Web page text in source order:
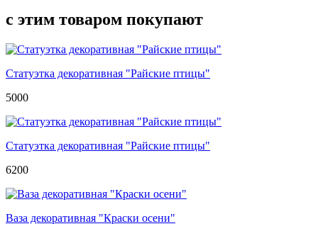
с этим товаром покупают
Статуэтка декоративная "Райские птицы"
5000
Статуэтка декоративная "Райские птицы"
6200
Ваза декоративная "Краски осени"